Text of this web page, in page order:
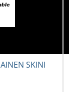
SKINI